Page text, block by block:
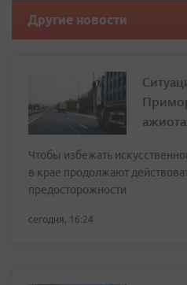
Другие новости
Чтобы избежать
в крае продолжают
предосторожности
сегодня, 16:24